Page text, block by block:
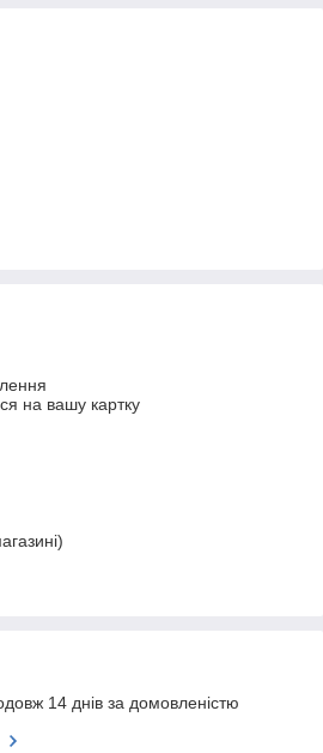
на вашу картку
14 днів за домовленістю